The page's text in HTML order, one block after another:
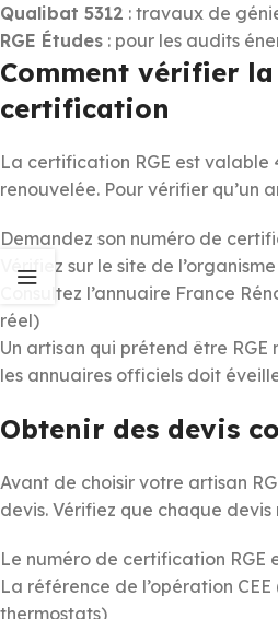
Qualibat 5312 : travaux de
RGE Études : pour les audits
Comment vérifier
certification
La certification RGE est valable
renouvelée. Pour vérifier qu’un
Demandez son numéro de
Vérifiez sur le site de
Consultez l’annuaire France
réel)
Un artisan qui prétend être RGE
les annuaires officiels doit
Obtenir des devis
Avant de choisir votre artisan
devis. Vérifiez que chaque devis
Le numéro de certification
La référence de l’opération CEE
thermostats)